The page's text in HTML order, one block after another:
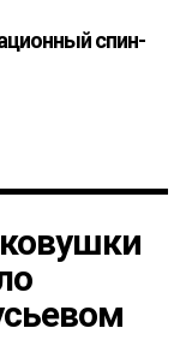
спин-